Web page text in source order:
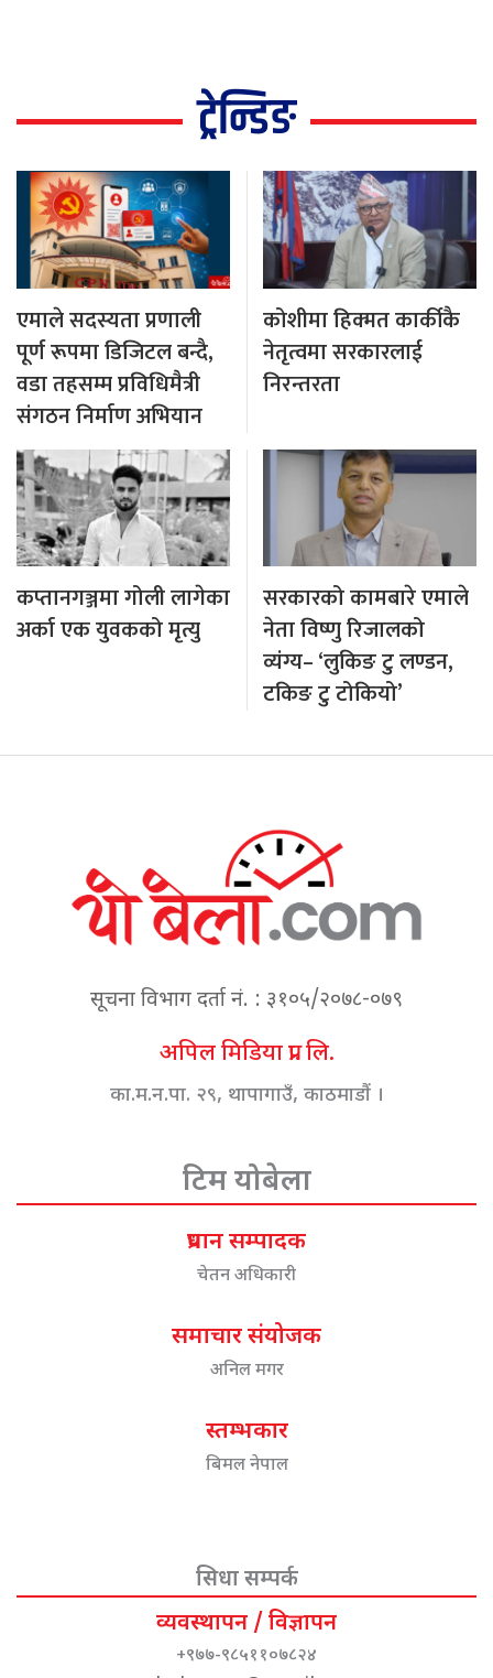
ट्रेन्डिङ
एमाले सदस्यता प्रणाली
पूर्ण रूपमा डिजिटल बन्दै,
वडा तहसम्म प्रविधिमैत्री
संगठन निर्माण अभियान
कोशीमा हिक्मत कार्कीकै
नेतृत्वमा सरकारलाई
निरन्तरता
कप्तानगञ्जमा गोली लागेका
अर्का एक युवकको मृत्यु
सरकारको कामबारे एमाले
नेता विष्णु रिजालको
व्यंग्य– ‘लुकिङ टु लण्डन,
टकिङ टु टोकियो’
सूचना विभाग दर्ता नं. : ३१०५/२०७८-०७९
अपिल मिडिया प्रा. लि.
का.म.न.पा. २९, थापागाउँ, काठमाडौं ।
टिम योबेला
प्रधान सम्पादक
चेतन अधिकारी
समाचार संयोजक
अनिल मगर
स्तम्भकार
बिमल नेपाल
सिधा सम्पर्क
व्यवस्थापन / विज्ञापन
+९७७-९८५११०७८२४